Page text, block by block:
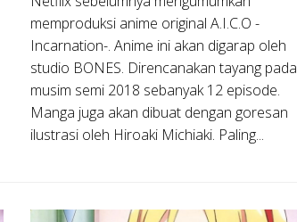
memproduksi anime original A.I.C.O -
Incarnation-. Anime ini akan digarap oleh
studio BONES. Direncanakan tayang pada
musim semi 2018 sebanyak 12 episode.
Manga juga akan dibuat dengan goresan
ilustrasi oleh Hiroaki Michiaki. Paling...